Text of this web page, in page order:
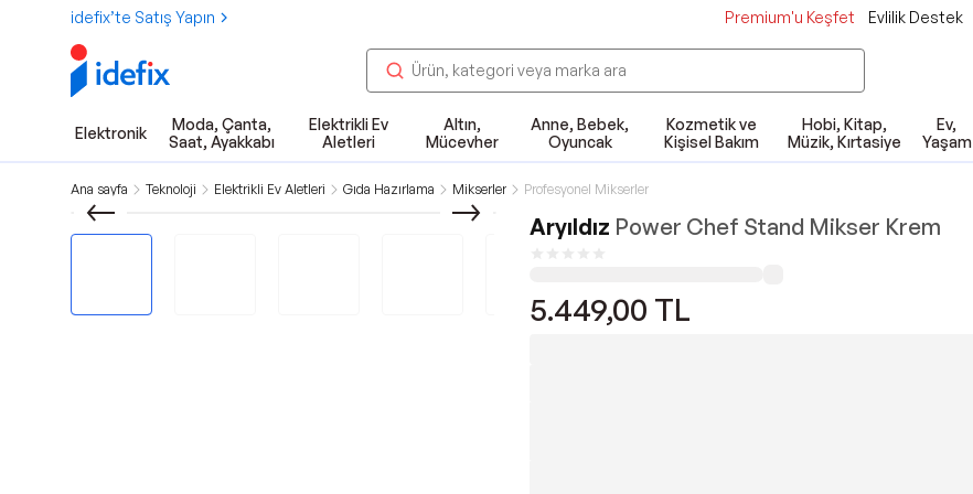
idefix’te Satış Yapın Premium'u Keşfet Evlilik Destek
Elektronik
Moda, Çanta,
Saat, Ayakkabı
Elektrikli Ev
Aletleri
Altın,
Mücevher
Anne, Bebek,
Oyuncak
Kozmetik ve
Kişisel Bakım
Hobi, Kitap,
Müzik, Kırtasiye
Ev,
Yaşam
Ana sayfa Teknoloji Elektrikli Ev Aletleri Gıda Hazırlama Mikserler Profesyonel Mikserler
Aryıldız Power Chef Stand Mikser Krem
5.449,00 TL